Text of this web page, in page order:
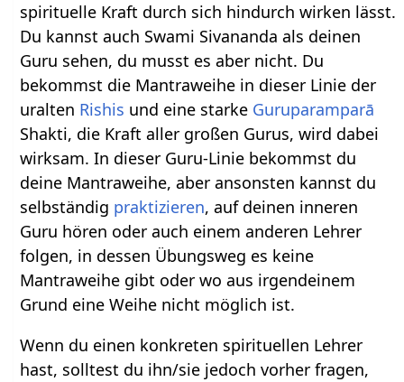
spirituelle Kraft durch sich hindurch wirken lässt.
Du kannst auch Swami Sivananda als deinen
Guru sehen, du musst es aber nicht. Du
bekommst die Mantraweihe in dieser Linie der
uralten Rishis und eine starke Guruparamparā
Shakti, die Kraft aller großen Gurus, wird dabei
wirksam. In dieser Guru-Linie bekommst du
deine Mantraweihe, aber ansonsten kannst du
selbständig praktizieren, auf deinen inneren
Guru hören oder auch einem anderen Lehrer
folgen, in dessen Übungsweg es keine
Mantraweihe gibt oder wo aus irgendeinem
Grund eine Weihe nicht möglich ist.
Wenn du einen konkreten spirituellen Lehrer
hast, solltest du ihn/sie jedoch vorher fragen,